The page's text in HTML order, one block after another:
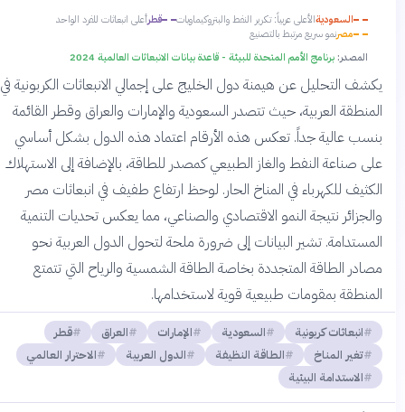
السعوديةالأعلى عربياً: تكرير النفط والبتروكيماويات قطرأعلى انبعاثات للفرد الواحد
مصرنمو سريع مرتبط بالتصنيع
المصدر:برنامج الأمم المتحدة للبيئة - قاعدة بيانات الانبعاثات العالمية 2024
يكشف التحليل عن هيمنة دول الخليج على إجمالي الانبعاثات الكربونية في
المنطقة العربية، حيث تتصدر السعودية والإمارات والعراق وقطر القائمة
بنسب عالية جداً. تعكس هذه الأرقام اعتماد هذه الدول بشكل أساسي
على صناعة النفط والغاز الطبيعي كمصدر للطاقة، بالإضافة إلى الاستهلاك
الكثيف للكهرباء في المناخ الحار. لوحظ ارتفاع طفيف في انبعاثات مصر
والجزائر نتيجة النمو الاقتصادي والصناعي، مما يعكس تحديات التنمية
المستدامة. تشير البيانات إلى ضرورة ملحة لتحول الدول العربية نحو
مصادر الطاقة المتجددة بخاصة الطاقة الشمسية والرياح التي تتمتع
المنطقة بمقومات طبيعية قوية لاستخدامها.
انبعاثات كربونية السعودية الإمارات العراق
قطر
تغير المناخ
الطاقة النظيفة الدول العربية
الاحترار العالمي
الاستدامة البيئية